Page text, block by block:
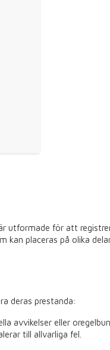
för att
kan placeras på olika
deras prestanda:
avvikelser eller
till allvarliga fel.